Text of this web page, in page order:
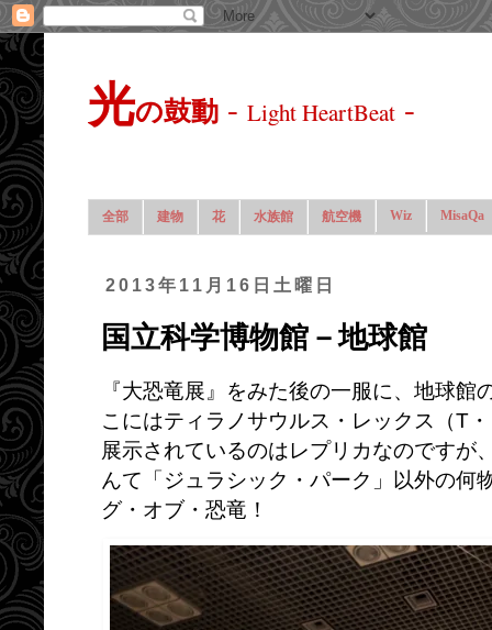
光の鼓動 - Light HeartBeat -
全部 建物 花 水族館 航空機 Wiz MisaQa
2013年11月16日土曜日
国立科学博物館－地球館
『大恐竜展』をみた後の一服に、地球
こにはティラノサウルス・レックス（T
展示されているのはレプリカなのです
んて「ジュラシック・パーク」以外の
グ・オブ・恐竜！